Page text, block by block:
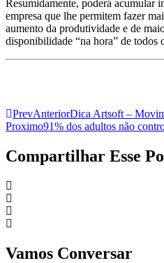
Resumidamente, poderá acumular
empresa que lhe permitem fazer
aumento da produtividade e de
disponibilidade “na hora” de todos
PrevAnteriorDica Artsoft –
Proximo91% dos adultos não
Compartilhar Esse
Vamos Conversar